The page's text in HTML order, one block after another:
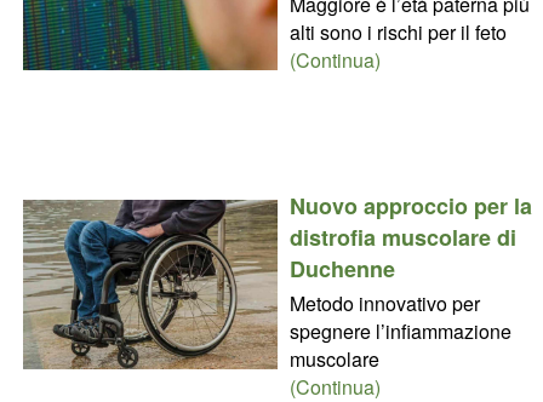
alti sono i rischi per il feto
(Continua)
Nuovo approccio per la
distrofia muscolare di
Duchenne
Metodo innovativo per
spegnere l’infiammazione
muscolare
(Continua)